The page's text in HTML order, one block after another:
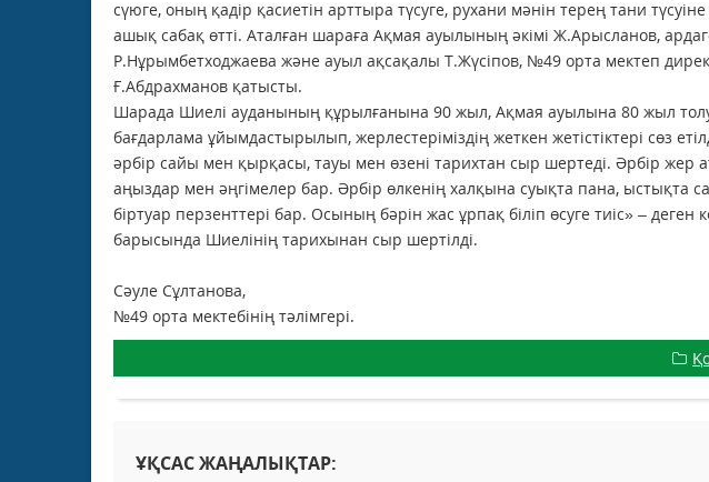
сүюге, оның қадір қасиетін арттыра түсуге, рухани мәнін терең тани
ашық сабақ өтті. Аталған шараға Ақмая ауылының әкімі Ж.Арысланов,
Р.Нұрымбетходжаева және ауыл ақсақалы Т.Жүсіпов, №49 орта мектеп
Ғ.Абдрахманов қатысты.
Шарада Шиелі ауданының құрылғанына 90 жыл, Ақмая ауылына 80 жыл
бағдарлама ұйымдастырылып, жерлестеріміздің жеткен жетістіктері сөз
әрбір сайы мен қырқасы, тауы мен өзені тарихтан сыр шертеді. Әрбір жер
аңыздар мен әңгімелер бар. Әрбір өлкенің халқына суықта пана, ыстықта
біртуар перзенттері бар. Осының бәрін жас ұрпақ біліп өсуге тиіс» –
барысында Шиелінің тарихынан сыр шертілді.
Сәуле Сұлтанова,
№49 орта мектебінің тәлімгері.
ҰҚСАС ЖАҢАЛЫҚТАР: